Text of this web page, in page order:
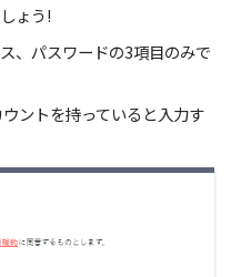
ょう!
、パスワードの3項目のみで
ントを持っていると入力す